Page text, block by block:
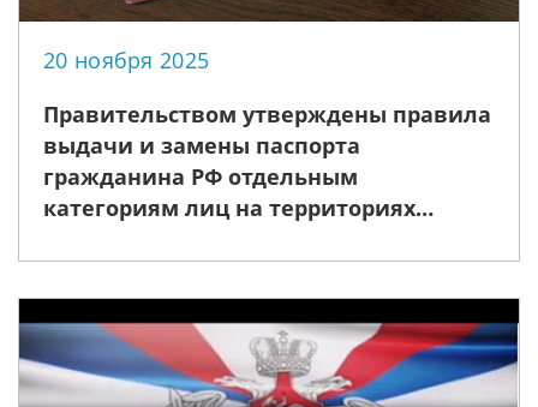
20 ноября 2025
Правительством утверждены правила
выдачи и замены паспорта
гражданина РФ отдельным
категориям лиц на территориях
Южная Осетия